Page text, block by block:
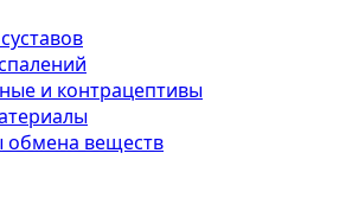
и контрацептивы
обмена веществ